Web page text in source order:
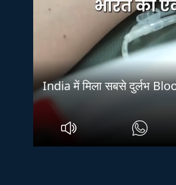
India में मिला सबसे दुर्लभ